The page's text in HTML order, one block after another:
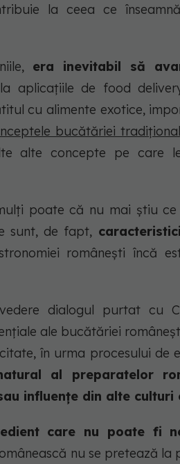
la ceea ce
era inevitabil să
aplicațiile de food
cu alimente exotice,
bucătăriei
alte concepte pe care
poate că nu mai știu ce
sunt, de fapt,
românești încă
dialogul purtat cu
ale bucătăriei
în urma procesului de
al preparatelor
influențe din alte culturi
care nu poate fi
nu se pretează la